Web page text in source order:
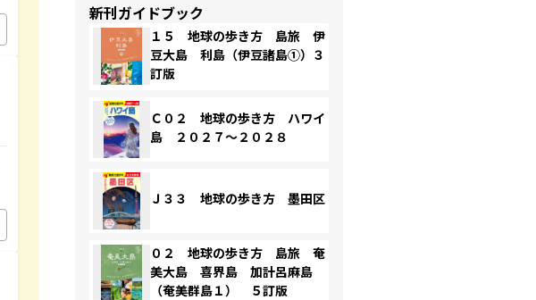
新刊ガイドブック
１５ 地球の歩き方 島旅 伊
豆大島 利島（伊豆諸島①）３
訂版
Ｃ０２ 地球の歩き方 ハワイ
島 ２０２７～２０２８
Ｊ３３ 地球の歩き方 墨田区
０２ 地球の歩き方 島旅 奄
美大島 喜界島 加計呂麻島
（奄美群島１） ５訂版